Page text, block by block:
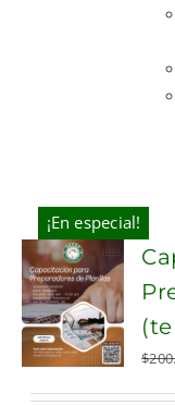
¡En especial!
ADD TO
CART
$